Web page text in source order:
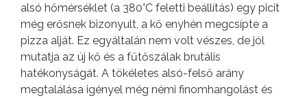
alsó hőmérséklet (a 380°C feletti beállítás) egy picit
még erősnek bizonyult, a kő enyhén megcsípte a
pizza alját. Ez egyáltalán nem volt vészes, de jól
mutatja az új kő és a fűtőszálak brutális
hatékonyságát. A tökéletes alsó-felső arány
megtalálása igényel még némi finomhangolást és